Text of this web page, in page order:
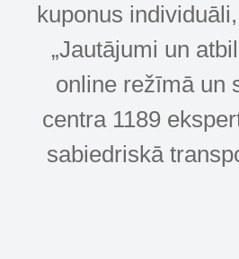
kuponus
„Jautājumi un
online režīmā un
centra 1189
sabiedriskā